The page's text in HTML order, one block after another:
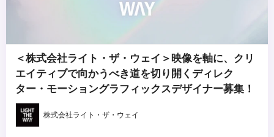
＜株式会社ライト・ザ・ウェイ＞映像を軸に、クリ
エイティブで向かうべき道を切り開くディレク
ター・モーショングラフィックスデザイナー募集！
株式会社ライト・ザ・ウェイ